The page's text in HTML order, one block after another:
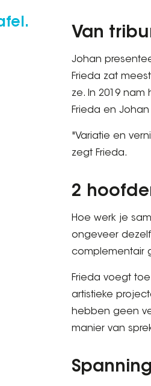
Van
Johan
Frieda zat
ze. In 2019
Frieda en
"Variatie en
zegt Frieda.
2
Hoe werk je
ongeveer
complementair
Frieda voegt
artistieke
hebben geen
manier van